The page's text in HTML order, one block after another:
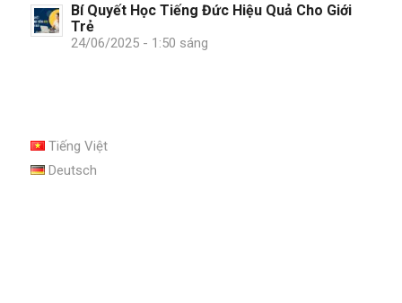
Bí Quyết Học Tiếng Đức Hiệu Quả Cho Giới
Trẻ
24/06/2025 - 1:50 sáng
Tiếng Việt
Deutsch